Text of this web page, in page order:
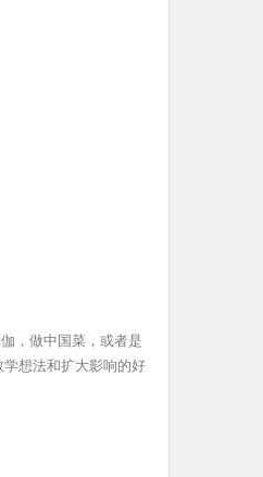
，做中国菜，或者是
想法和扩大影响的好